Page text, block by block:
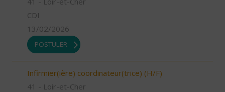
CDI
13/02/2026
POSTULER
Infirmier(ière) coordinateur(trice) (H/F)
41 - Loir-et-Cher